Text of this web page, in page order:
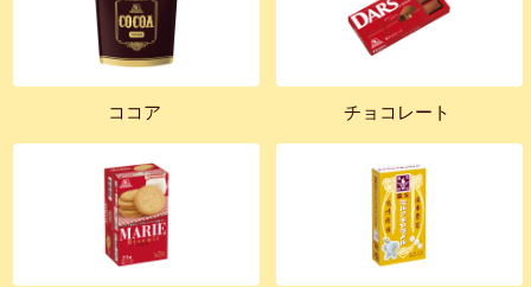
ココア チョコレート